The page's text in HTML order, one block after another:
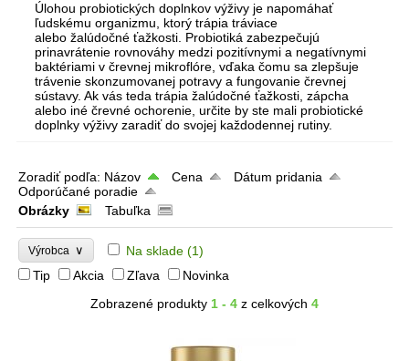
Úlohou probiotických doplnkov výživy je napomáhať
ľudskému organizmu, ktorý trápia tráviace
alebo žalúdočné ťažkosti. Probiotiká zabezpečujú
prinavrátenie rovnováhy medzi pozitívnymi a negatívnymi
baktériami v črevnej mikroflóre, vďaka čomu sa zlepšuje
trávenie skonzumovanej potravy a fungovanie črevnej
sústavy. Ak vás teda trápia žalúdočné ťažkosti, zápcha
alebo iné črevné ochorenie, určite by ste mali probiotické
doplnky výživy zaradiť do svojej každodennej rutiny.
Zoradiť podľa: Názov Cena
Dátum pridania
Odporúčané poradie
Obrázky
Tabuľka
Výrobca ∨ Na sklade (1)
Tip
Akcia Zľava
Novinka
Zobrazené produkty 1 - 4 z celkových 4